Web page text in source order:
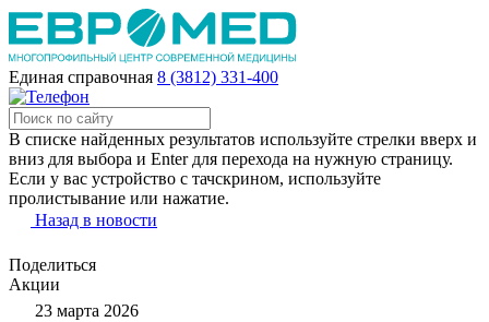
Единая справочная 8 (3812) 331-400
В списке найденных результатов используйте стрелки вверх и
вниз для выбора и Enter для перехода на нужную страницу.
Если у вас устройство с тачскрином, используйте
пролистывание или нажатие.
Назад в новости
Поделиться
Акции
23 марта 2026